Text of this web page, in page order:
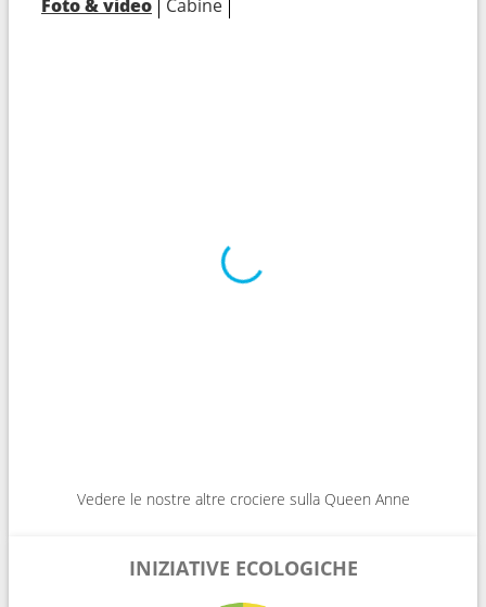
Foto & video Cabine
Vedere le nostre altre crociere sulla Queen Anne
INIZIATIVE ECOLOGICHE